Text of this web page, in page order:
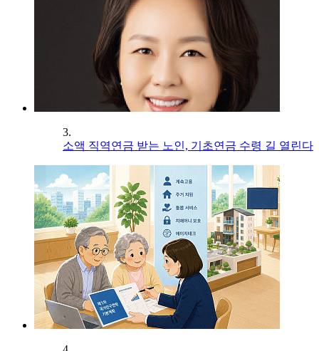
3.
소액 직역연금 받는 노인, 기초연금 수령 길 열린다